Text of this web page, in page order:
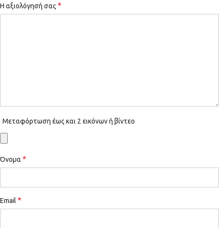
Η αξιολόγησή σας *
Μεταφόρτωση έως και 2 εικόνων ή βίντεο
Όνομα *
Email *